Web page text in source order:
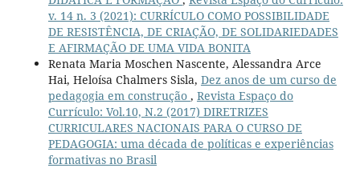
v. 14 n. 3 (2021): CURRÍCULO COMO POSSIBILIDADE
DE RESISTÊNCIA, DE CRIAÇÃO, DE SOLIDARIEDADES
E AFIRMAÇÃO DE UMA VIDA BONITA
Renata Maria Moschen Nascente, Alessandra Arce
Hai, Heloísa Chalmers Sisla, Dez anos de um curso de
pedagogia em construção , Revista Espaço do
Currículo: Vol.10, N.2 (2017) DIRETRIZES
CURRICULARES NACIONAIS PARA O CURSO DE
PEDAGOGIA: uma década de políticas e experiências
formativas no Brasil